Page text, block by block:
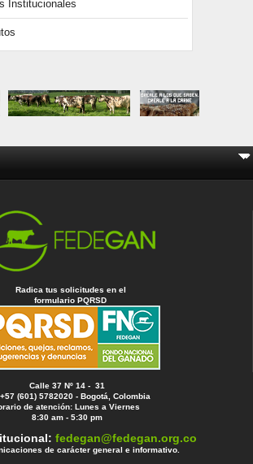
Institucionales
Radica tus solicitudes en el
formulario PQRSD
Calle 37 Nº 14 - 31
(601) 5782020 - Bogotá, Colombia
de atención: Lunes a Viernes
8:30 am - 5:30 pm
fedegan@fedegan.org.co
de carácter general e informativo.